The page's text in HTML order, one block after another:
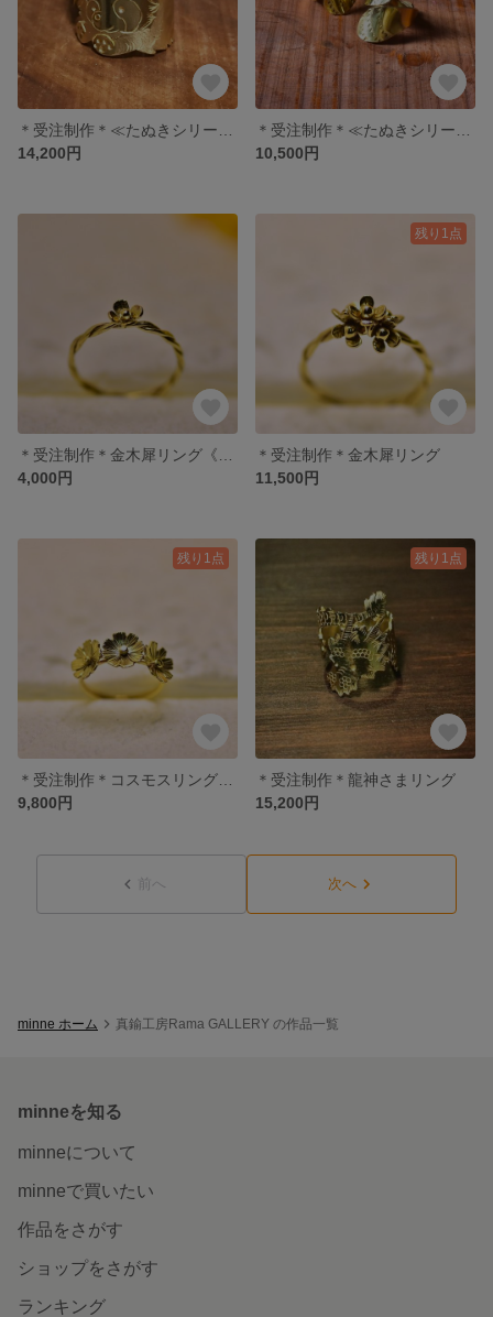
14,200円
10,500円
4,000円
残り1点
＊受注制作＊金木犀リング
11,500円
残り1点
9,800円
残り1点
＊受注制作＊龍神さまリング
15,200円
前へ 次へ
minne ホーム 真鍮工房Rama GALLERY の作品一覧
minneを知る
minneについて
minneで買いたい
作品をさがす
ショップをさがす
ランキング